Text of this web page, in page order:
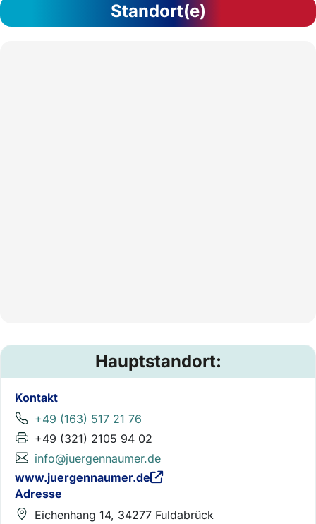
Standort(e)
Hauptstandort:
Kontakt
+49 (163) 517 21 76
+49 (321) 2105 94 02
info@juergennaumer.de
www.juergennaumer.de
Adresse
Eichenhang 14, 34277 Fuldabrück